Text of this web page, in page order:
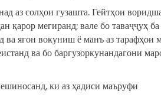
аз солҳои гузашта. Гейтҳои
мегиранд; вале бо таваҷҷуҳ
ягон вокуниш ё манъ аз тарафҳои
ва бо баргузоркунандагони
ки аз ҳадиси маъруфи